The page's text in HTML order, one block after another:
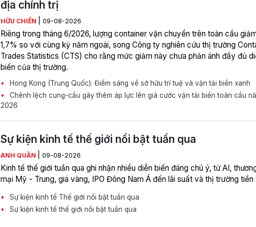
địa chính trị
HỮU CHIẾN 09-08-2026
Riêng trong tháng 6/2026, lượng container vận chuyển trên toàn cầu
1,7% so với cùng kỳ năm ngoái, song Công ty nghiên cứu thị trường
Trades Statistics (CTS) cho rằng mức giảm này chưa phản ánh đầy đủ
biến của thị trường.
Hong Kong (Trung Quốc): Điểm sáng về sở hữu trí tuệ và vận tải biển xanh
Chênh lệch cung-cầu gây thêm áp lực lên giá cước vận tải biển toàn cầu
2026
Sự kiện kinh tế thế giới nổi bật tuần qua
ANH QUÂN 09-08-2026
Kinh tế thế giới tuần qua ghi nhận nhiều diễn biến đáng chú ý, từ AI,
mại Mỹ - Trung, giá vàng, IPO Đông Nam Á đến lãi suất và thị trường tiền
Sự kiện kinh tế Thế giới nổi bật tuần qua
Sự kiện kinh tế thế giới nổi bật tuần qua